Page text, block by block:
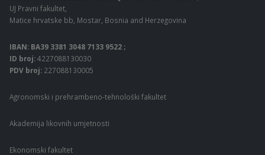
UJ Pravni fakultet,
Matice hrvatske bb, Mostar, Bosnia and Herzegovina
IBAN: BA39 3381 3048 7133 9522 ;
ID broj:4227088130030
PDV broj: 227088130005
Agronomski i prehrambeno-tehnološki fakultet
Akademija likovnih umjetnosti
Ekonomski fakultet